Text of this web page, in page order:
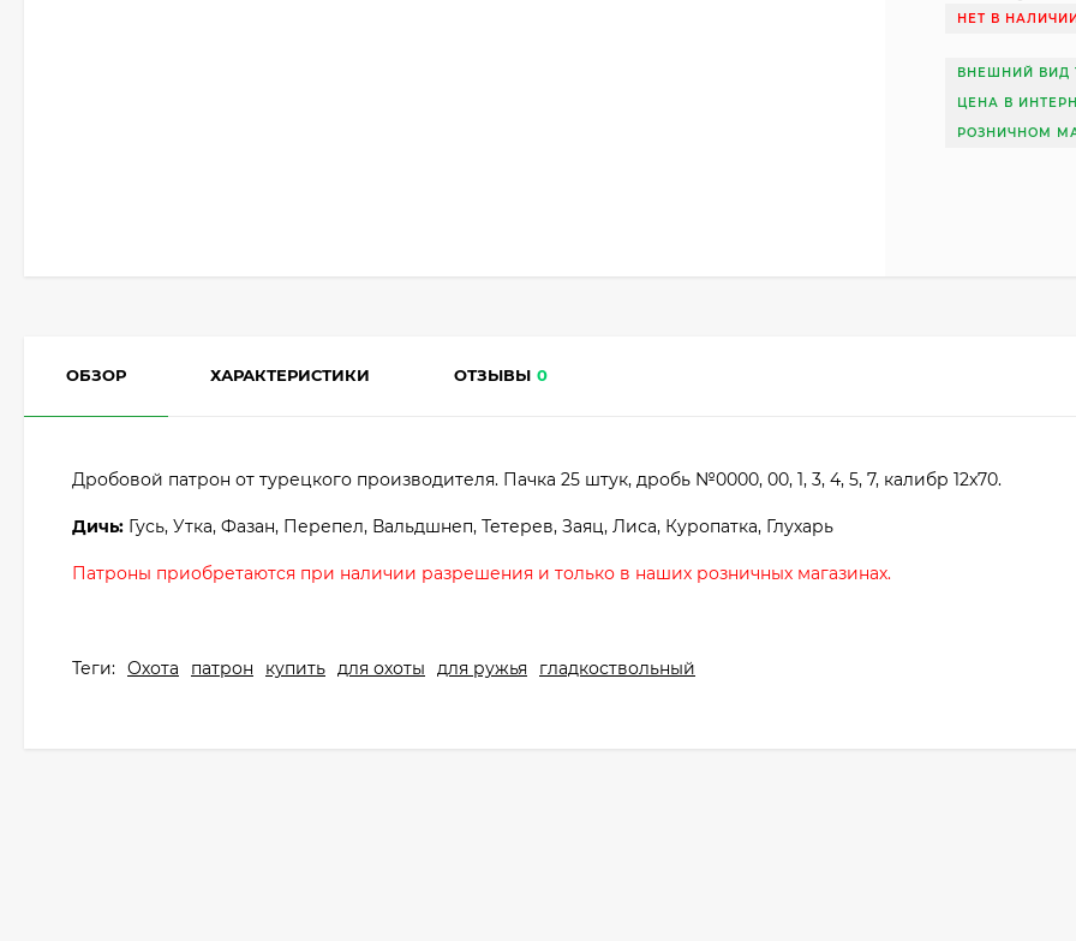
НЕТ В
ВНЕШНИЙ ВИД
ЦЕНА В
РОЗНИЧНОМ
ОБЗОР ХАРАКТЕРИСТИКИ ОТЗЫВЫ 0
Дробовой патрон от турецкого производителя. Пачка 25 штук, дробь №0000, 00, 1, 3, 4, 5, 7, калибр 12x70.
Дичь: Гусь, Утка, Фазан, Перепел, Вальдшнеп, Тетерев, Заяц, Лиса, Куропатка, Глухарь
Патроны приобретаются при наличии разрешения и только в наших розничных магазинах.
Теги: Охота патрон купить для охоты для ружья гладкоствольный